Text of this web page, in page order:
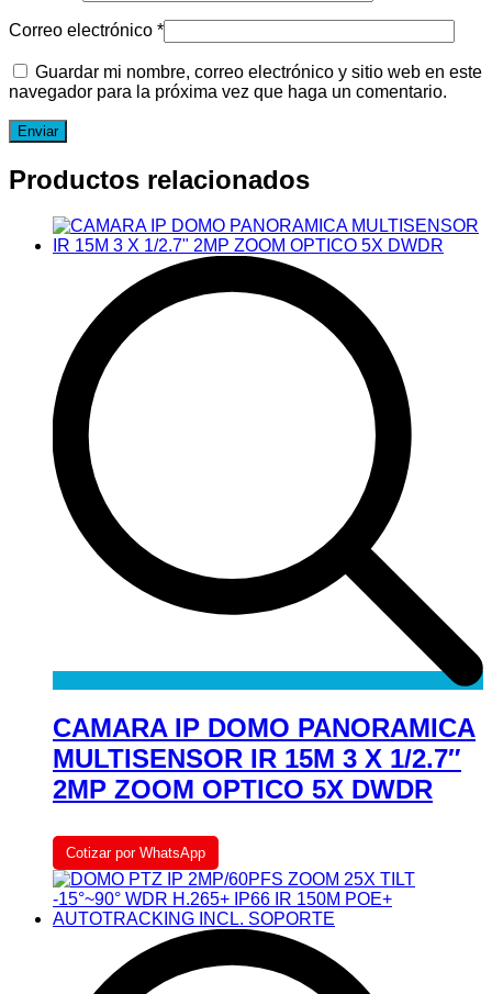
Correo electrónico *
Guardar mi nombre, correo electrónico y sitio web en este
navegador para la próxima vez que haga un comentario.
Productos relacionados
CAMARA IP DOMO PANORAMICA
MULTISENSOR IR 15M 3 X 1/2.7″
2MP ZOOM OPTICO 5X DWDR
Cotizar por WhatsApp